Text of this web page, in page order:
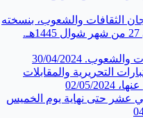
الثقافات والشعوب، بنسخته
والشعوب. 30/04/2024
التحريرية والمقابلات
02/05/2024
عشر حتى نهاية يوم الخميس